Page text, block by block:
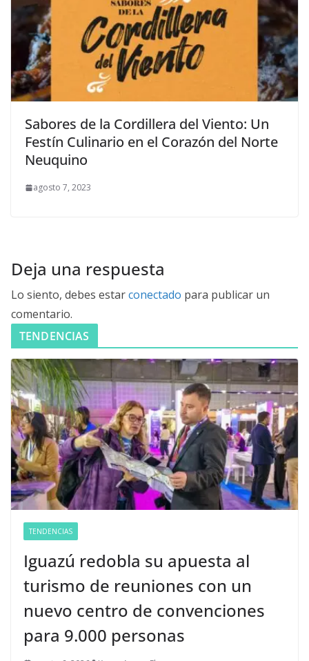
Sabores de la Cordillera del Viento: Un
Festín Culinario en el Corazón del Norte
Neuquino
agosto 7, 2023
Deja una respuesta
Lo siento, debes estarconectado para publicar un
comentario.
TENDENCIAS
TENDENCIAS
Iguazú redobla su apuesta al
turismo de reuniones con un
nuevo centro de convenciones
para 9.000 personas